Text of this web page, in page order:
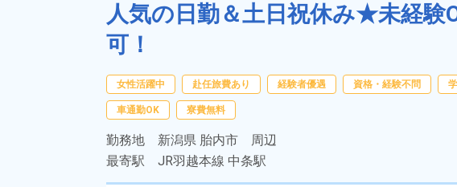
人気の日勤＆土日祝休み★未経
可！
女性活躍中 赴任旅費あり 経験者優遇 資格・経験不問
車通勤OK 寮費無料
勤務地 新潟県 胎内市 周辺
最寄駅 JR羽越本線 中条駅